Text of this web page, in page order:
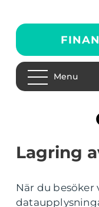
Menu
Lagring
När du besöker